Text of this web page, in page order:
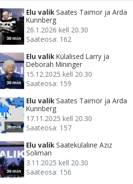
30 min
Elu valik Saates Taimor ja Arda
Kunnberg
26.1.2026 kell 20.30
Saateosa: 162
30 min
Elu valik Külalised Larry ja
Deborah Mininger
15.12.2025 kell 20.30
Saateosa: 159
30 min
Elu valik Saates Taimor ja Arda
Kunnberg
17.11.2025 kell 20.30
Saateosa: 157
30 min
Elu valik Saatekülaline Aziz
Soliman
3.11.2025 kell 20.30
Saateosa: 156